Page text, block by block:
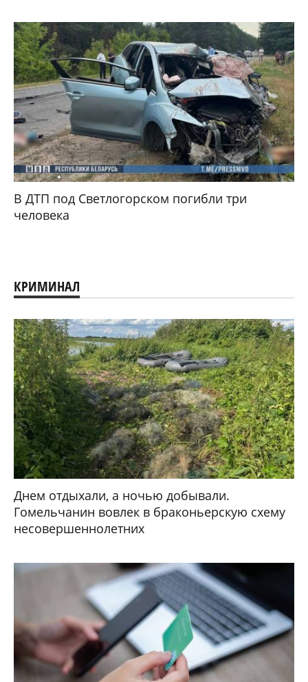
В ДТП под Светлогорском погибли три
человека
КРИМИНАЛ
Днем отдыхали, а ночью добывали.
Гомельчанин вовлек в браконьерскую схему
несовершеннолетних